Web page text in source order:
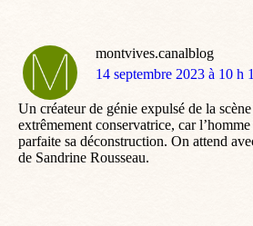
montvives.canalblog
dit
14 septembre 2023 à 10 h
Un créateur de génie expulsé de la
extrêmement conservatrice, car
parfaite sa déconstruction. On attend
de Sandrine Rousseau.